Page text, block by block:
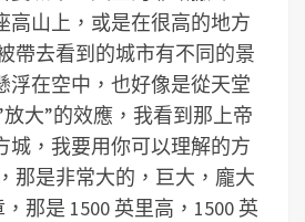
高山上，或是在很高的地方
帶去看到的城市有不同的景
浮在空中，也好像是從天堂
大”的效應，我看到那上帝
城，我要用你可以理解的方
那是非常大的，巨大，龐大
那是 1500 英里高，1500 英